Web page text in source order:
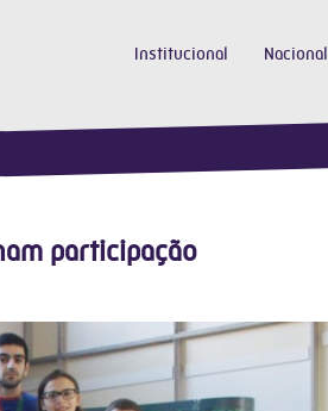
Institucional Nacional
participação